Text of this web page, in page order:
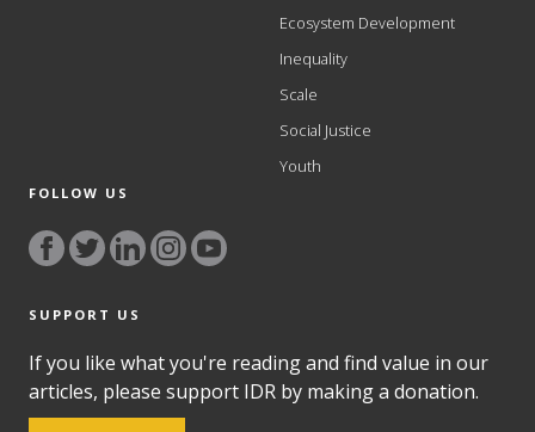
Ecosystem Development
Inequality
Scale
Social Justice
Youth
FOLLOW US
SUPPORT US
If you like what you're reading and find value in our
articles, please support IDR by making a donation.